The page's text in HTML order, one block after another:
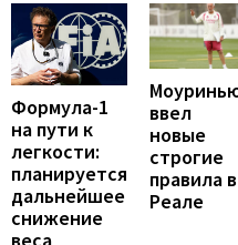
Формула-1
на пути к
легкости:
планируется
дальнейшее
снижение
веса
ввел
новые
строгие
правила в
Реале